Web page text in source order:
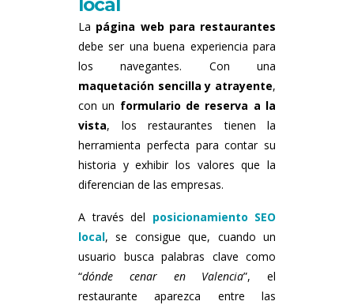
local
La página web para restaurantes
debe ser una buena experiencia para
los navegantes. Con una
maquetación sencilla y atrayente,
con un formulario de reserva a la
vista, los restaurantes tienen la
herramienta perfecta para contar su
historia y exhibir los valores que la
diferencian de las empresas.
A través del posicionamiento SEO
local, se consigue que, cuando un
usuario busca palabras clave como
“dónde cenar en Valencia”, el
restaurante aparezca entre las